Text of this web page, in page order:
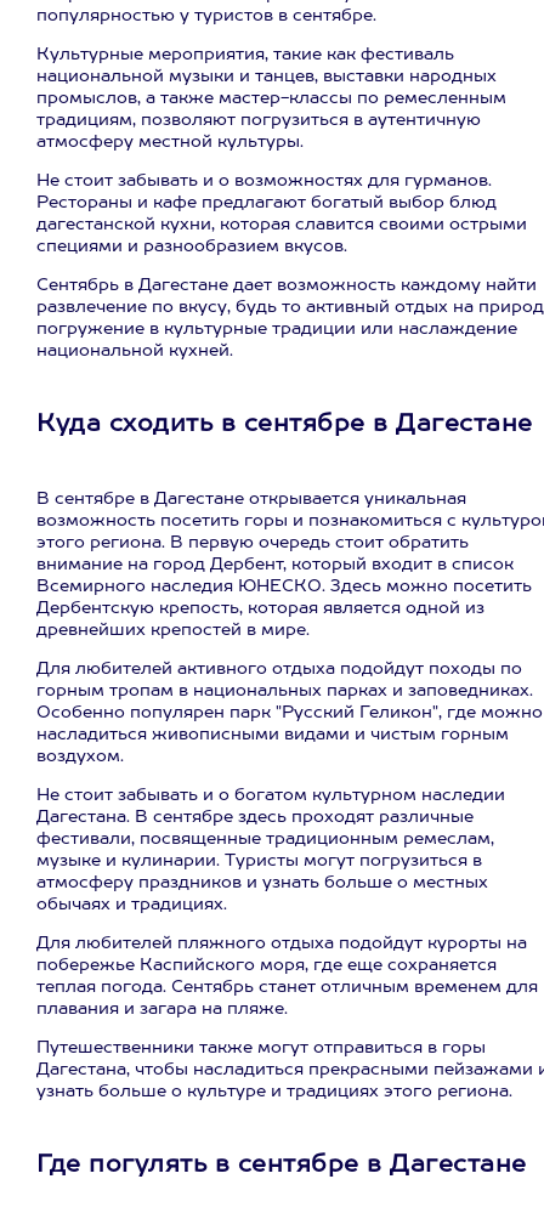
популярностью у туристов в сентябре.
Культурные мероприятия, такие как фестиваль
национальной музыки и танцев, выставки народных
промыслов, а также мастер-классы по ремесленным
традициям, позволяют погрузиться в аутентичную
атмосферу местной культуры.
Не стоит забывать и о возможностях для гурманов.
Рестораны и кафе предлагают богатый выбор блюд
дагестанской кухни, которая славится своими острыми
специями и разнообразием вкусов.
Сентябрь в Дагестане дает возможность каждому найти
развлечение по вкусу, будь то активный отдых на
погружение в культурные традиции или наслаждение
национальной кухней.
Куда сходить в сентябре в Дагестане
В сентябре в Дагестане открывается уникальная
возможность посетить горы и познакомиться с
этого региона. В первую очередь стоит обратить
внимание на город Дербент, который входит в список
Всемирного наследия ЮНЕСКО. Здесь можно посетить
Дербентскую крепость, которая является одной из
древнейших крепостей в мире.
Для любителей активного отдыха подойдут походы по
горным тропам в национальных парках и заповедниках.
Особенно популярен парк "Русский Геликон", где можно
насладиться живописными видами и чистым горным
воздухом.
Не стоит забывать и о богатом культурном наследии
Дагестана. В сентябре здесь проходят различные
фестивали, посвященные традиционным ремеслам,
музыке и кулинарии. Туристы могут погрузиться в
атмосферу праздников и узнать больше о местных
обычаях и традициях.
Для любителей пляжного отдыха подойдут курорты на
побережье Каспийского моря, где еще сохраняется
теплая погода. Сентябрь станет отличным временем для
плавания и загара на пляже.
Путешественники также могут отправиться в горы
Дагестана, чтобы насладиться прекрасными пейзажами
узнать больше о культуре и традициях этого региона.
Где погулять в сентябре в Дагестане